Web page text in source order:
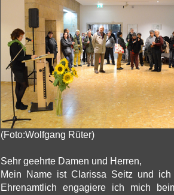
(Foto:Wolfgang Rüter)
Sehr geehrte Damen und Herren,
Mein Name ist Clarissa Seitz und ich
Ehrenamtlich engagiere ich mich